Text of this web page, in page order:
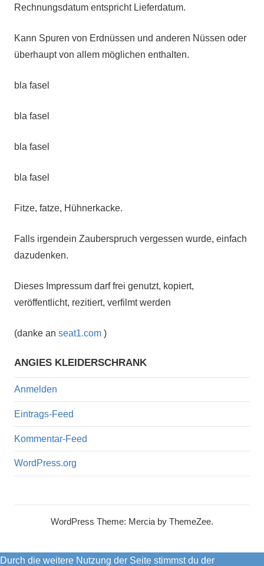
Rechnungsdatum entspricht Lieferdatum.
Kann Spuren von Erdnüssen und anderen Nüssen oder
überhaupt von allem möglichen enthalten.
bla fasel
bla fasel
bla fasel
bla fasel
Fitze, fatze, Hühnerkacke.
Falls irgendein Zauberspruch vergessen wurde, einfach
dazudenken.
Dieses Impressum darf frei genutzt, kopiert,
veröffentlicht, rezitiert, verfilmt werden
(danke an seat1.com )
ANGIES KLEIDERSCHRANK
Anmelden
Eintrags-Feed
Kommentar-Feed
WordPress.org
WordPress Theme: Mercia by ThemeZee.
Durch die weitere Nutzung der Seite stimmst du der